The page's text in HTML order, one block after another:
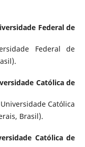
Federal de
Federal de
Católica de
Católica
Brasil).
Católica de